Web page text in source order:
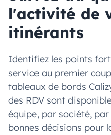
l'activité de
itinérants
Identifiez les points
service au premier
tableaux de bords
des RDV sont
équipe, par société,
bonnes décisions pour